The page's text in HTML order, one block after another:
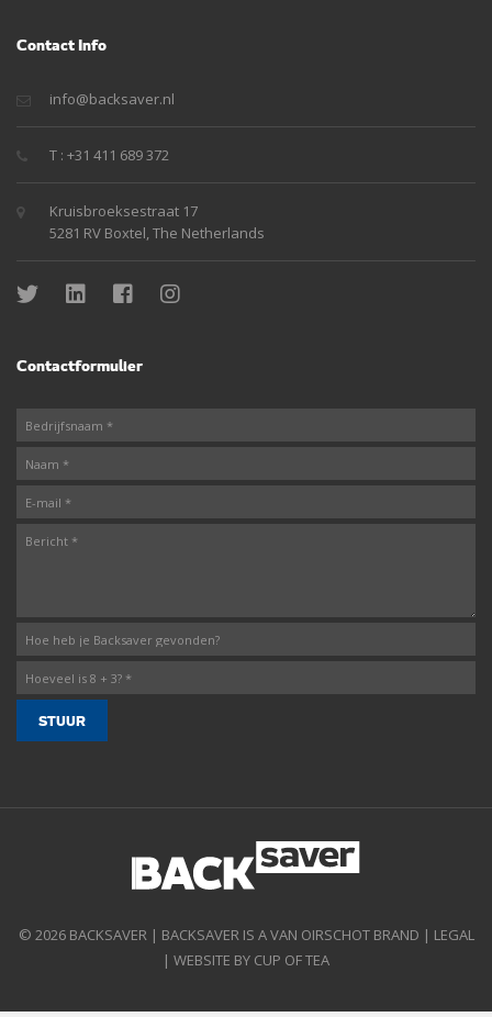
Contact Info
info@backsaver.nl
T : +31 411 689 372
Kruisbroeksestraat 17
5281 RV Boxtel, The Netherlands
Contactformulier
© 2026 BACKSAVER | BACKSAVER IS A VAN OIRSCHOT BRAND | LEGAL
| WEBSITE BY CUP OF TEA